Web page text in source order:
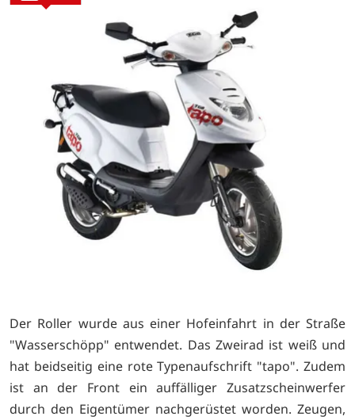
Der Roller wurde aus einer Hofeinfahrt in der Straße
"Wasserschöpp" entwendet. Das Zweirad ist weiß und
hat beidseitig eine rote Typenaufschrift "tapo". Zudem
ist an der Front ein auffälliger Zusatzscheinwerfer
durch den Eigentümer nachgerüstet worden. Zeugen,